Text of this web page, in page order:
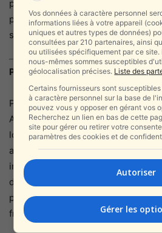
prière, le chant et la joie — un
par les témoins comme empreint
spirituelle.
Pourquoi la Jordanie ?
Pour comprendre pourquoi ces
Amman plutôt qu’ailleurs, il faut
logistiques de la guerre. Dès le 28
aérien israélien est fermé à
impossible tout départ depuis Ben
départs urgents, les autorités
privilégier une sortie via la Jordanie
frontières terrestres restent
Vos données à caractère personnel
informations liées à votre appareil
uniques et autres types de données)
consultées par 210 partenaires, ainsi
ou utilisées spécifiquement par ce site.
nous-mêmes sommes susceptibles
géolocalisation précises. Liste des
Certains fournisseurs sont
à caractère personnel sur la base de
pouvez vous y opposer en gérant vos
Recherchez un lien en bas de cette
site pour gérer ou retirer votre
paramètres des cookies et de
Autoriser
Gérer les